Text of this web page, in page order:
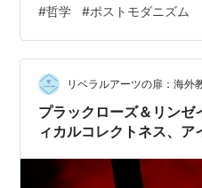
反省 ポストモダニズムは「
ズムの主な哲学者 ジャン＝
ル・ドゥルーズ ミシェル・
ポストモダニズムから学べ
すすめ入門書 まとめ ポスト
主義の反省 ポス…
#哲学 #ポストモダニズム
リベラルアーツの扉：海外
プラックローズ＆リンゼ
ィカルコレクトネス、ア
いているのか』(2020年